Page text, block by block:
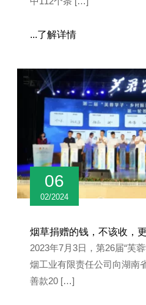
...了解详情
06
02/2024
烟草捐赠的钱，不该收，
2023年7月3日，第26届“芙
烟工业有限责任公司向湖南
善款20 […]